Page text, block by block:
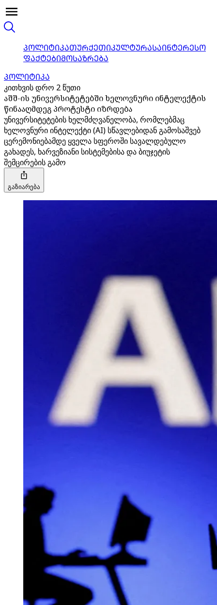
ᲞᲝᲚᲘᲢᲘᲙᲐᲗᲣᲠᲥᲔᲗᲘᲙᲣᲚᲢᲣᲠᲐᲡᲐᲘᲜᲢᲔᲠᲔᲡᲝ
ᲤᲐᲥᲢᲔᲑᲘᲛᲝᲡᲐᲖᲠᲔᲑᲐ
ᲞᲝᲚᲘᲢᲘᲙᲐ
კითხვის დრო 2 წუთი
აშშ-ის უნივერსიტეტებში ხელოვნური ინტელექტის
წინააღმდეგ პროტესტი იზრდება
უნივერსიტეტების ხელმძღვანელობა, რომლებმაც
ხელოვნური ინტელექტი (AI) სწავლებიდან გამოსაშვებ
ცერემონიებამდე ყველა სფეროში სავალდებულო
გახადეს, ხარვეზიანი სისტემებისა და ბიუჯეტის
შემცირების გამო
გაზიარება